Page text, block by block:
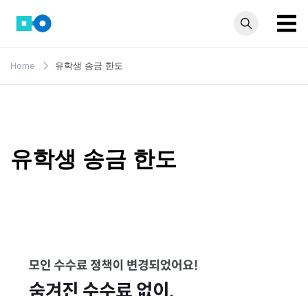
content
모인 해
외송금
Home 유학생 송금 한도
유학생 송금 한도